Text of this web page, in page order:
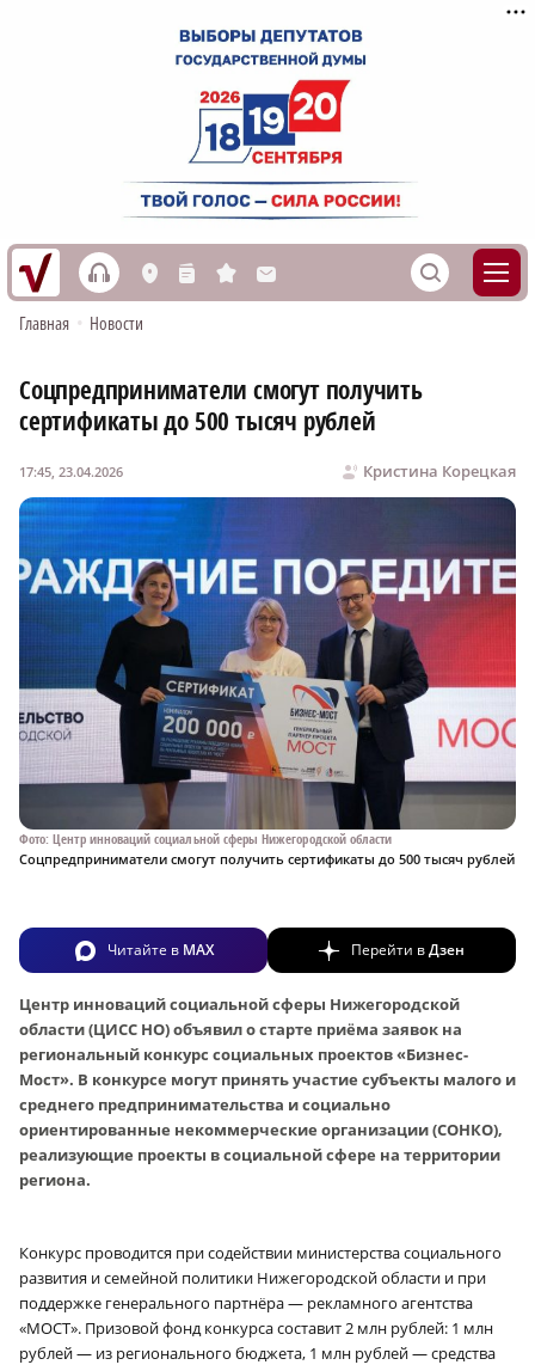
h L n s M S
Главная • Новости
Соцпредприниматели смогут получить
сертификаты до 500 тысяч рублей
Кристина Корецкая
17:45, 23.04.2026
Фото: Центр инноваций социальной сферы Нижегородской области
Соцпредприниматели смогут получить сертификаты до 500 тысяч рублей
Читайте в MAX Перейти вДзен
Центр инноваций социальной сферы Нижегородской
области (ЦИСС НО) объявил о старте приёма заявок на
региональный конкурс социальных проектов «Бизнес-
Мост». В конкурсе могут принять участие субъекты малого и
среднего предпринимательства и социально
ориентированные некоммерческие организации (СОНКО),
реализующие проекты в социальной сфере на территории
региона.
Конкурс проводится при содействии министерства социального
развития и семейной политики Нижегородской области и при
поддержке генерального партнёра — рекламного агентства
«МОСТ». Призовой фонд конкурса составит 2 млн рублей: 1 млн
рублей — из регионального бюджета, 1 млн рублей — средства